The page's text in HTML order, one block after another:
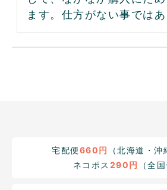
ます。仕方がない事ではあ
宅配便660円
（北海道・
ネコポス 290円 （全